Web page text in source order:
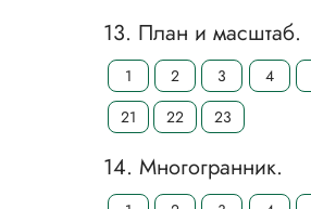
13. План и масштаб.
1 2 3 4
21
22 23
14. Многогранник.